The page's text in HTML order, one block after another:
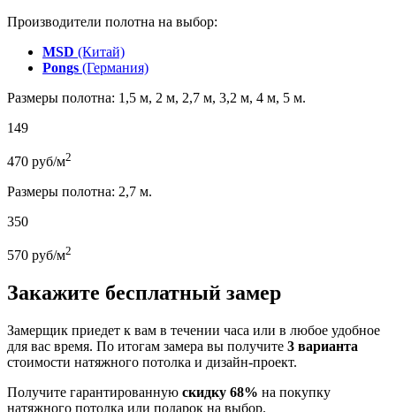
Производители полотна на выбор:
MSD (Китай)
Pongs (Германия)
Размеры полотна: 1,5 м, 2 м, 2,7 м, 3,2 м, 4 м, 5 м.
149
470 руб/м2
Размеры полотна: 2,7 м.
350
570 руб/м2
Закажите бесплатный замер
Замерщик приедет к вам в течении часа или в любое удобное
для вас время. По итогам замера вы получите 3 варианта
стоимости натяжного потолка и дизайн-проект.
Получите гарантированную скидку 68% на покупку
натяжного потолка или подарок на выбор.